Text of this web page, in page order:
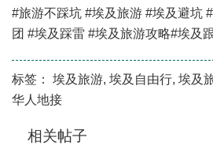
#旅游不踩坑 #埃及旅游 #埃及避坑
团 #埃及踩雷 #埃及旅游攻略#埃及
标签： 埃及旅游, 埃及自由行, 埃及
华人地接
相关帖子